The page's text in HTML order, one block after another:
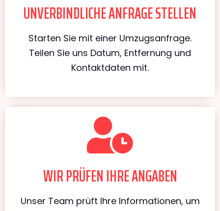
UNVERBINDLICHE ANFRAGE STELLEN
Starten Sie mit einer Umzugsanfrage.
Teilen Sie uns Datum, Entfernung und
Kontaktdaten mit.
WIR PRÜFEN IHRE ANGABEN
Unser Team prüft Ihre Informationen, um